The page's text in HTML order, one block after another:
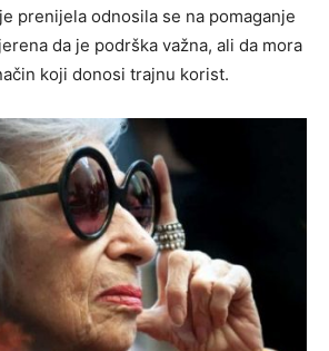
prenijela odnosila se na pomaganje
da je podrška važna, ali da mora
koji donosi trajnu korist.